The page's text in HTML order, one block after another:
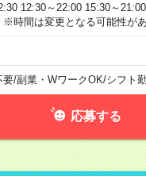
12:30～22:00 15:30～
※時間は変更となる可能性が
要/副業・WワークOK/シフト
応募する